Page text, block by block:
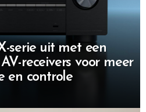
serie uit met een
receivers voor meer
en controle